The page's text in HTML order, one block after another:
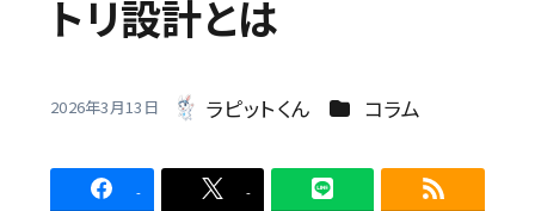
お知らせ
Contact
トリ設計とは
2026年3月13日
著
者
ラピットくん カテゴリー
コラム
- -